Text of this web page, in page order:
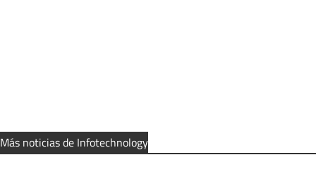
Más noticias de Infotechnology